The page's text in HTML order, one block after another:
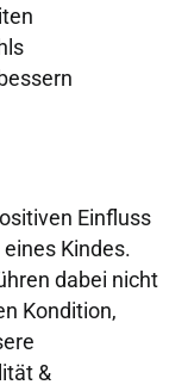
Einfluss
Kindes.
dabei nicht
Kondition,
&